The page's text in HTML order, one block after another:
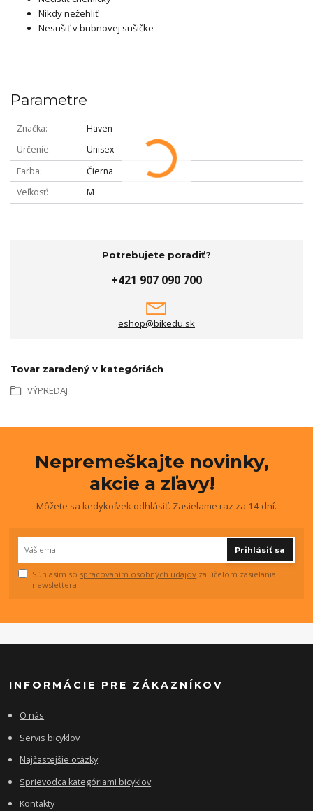
Nikdy nežehliť
Nesušiť v bubnovej sušičke
Parametre
Značka
Haven
Určenie
Unisex
Farba
Čierna
Veľkosť
M
Potrebujete poradiť?
+421 907 090 700
eshop@bikedu.sk
Tovar zaradený v kategóriách
VÝPREDAJ
Nepremeškajte novinky,
akcie a zľavy!
Môžete sa kedykoľvek odhlásiť. Zasielame raz za 14 dní.
Prihlásiť sa
Súhlasím so spracovaním osobných údajov za účelom zasielania
newslettera.
INFORMÁCIE PRE ZÁKAZNÍKOV
O nás
Servis bicyklov
Najčastejšie otázky
Sprievodca kategóriami bicyklov
Kontakty